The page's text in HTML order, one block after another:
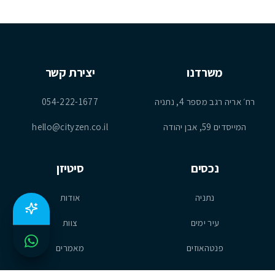
משרדנו
רח׳ אריה רגב מספר 4, נתניה
המייסדים 59, אבן יהודה
יצירת קשר
054-222-1677
hello@cityzen.co.il
נכסים
נתניה
עיר ימים
פנטהאוזים
סיטיזן
אודות
צוות
מאמרים